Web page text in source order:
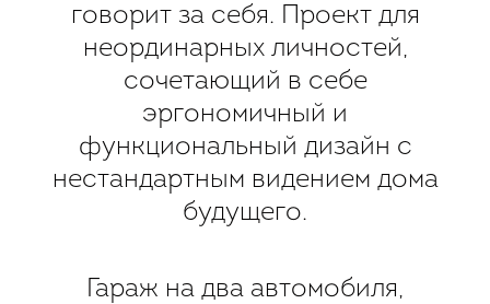
говорит за себя. Проект для
неординарных личностей,
сочетающий в себе
эргономичный и
функциональный дизайн с
нестандартным видением дома
будущего.
Гараж на два автомобиля,